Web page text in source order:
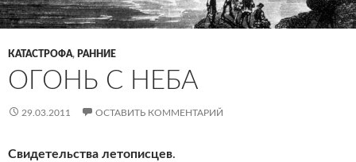
КАТАСТРОФА, РАННИЕ
ОГОНЬ С НЕБА
29.03.2011 ОСТАВИТЬ КОММЕНТАРИЙ
Свидетельства летописцев.